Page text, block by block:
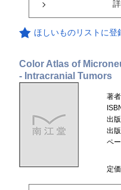
ほしいものリストに登
Color Atlas of
- Intracranial Tumors
著者
出
出
ペ
定